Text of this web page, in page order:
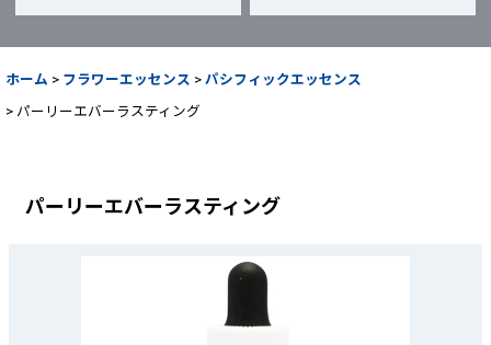
ホーム > フラワーエッセンス > パシフィックエッセンス
> パーリーエバーラスティング
パーリーエバーラスティング